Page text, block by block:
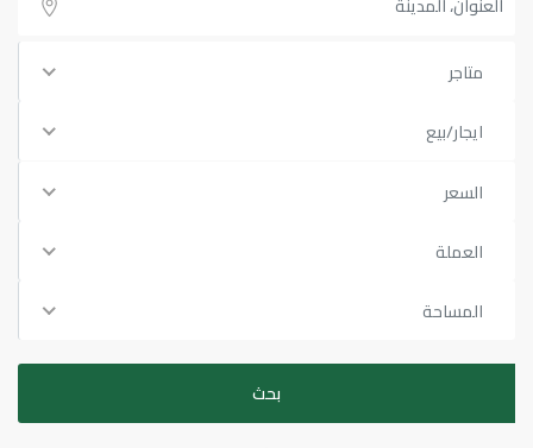
متاجر
ايجار/بيع
السعر
العملة
المساحة